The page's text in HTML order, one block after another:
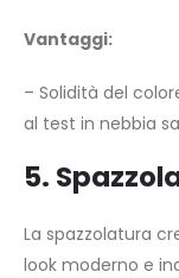
Vantaggi:
– Solidità del
al test in nebbia
5.
La spazzolatura
look moderno e